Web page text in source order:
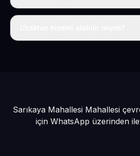
Tek fiyat: yılda 50 USD + KDV, her
Sarıkaya Mahallesi Mahallesi
için WhatsApp üzerinden